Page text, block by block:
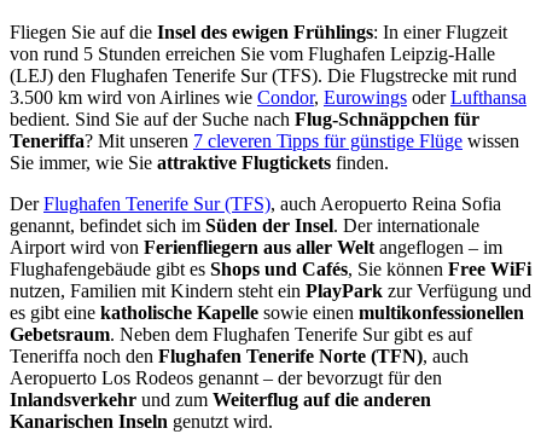
Fliegen Sie auf die Insel des ewigen Frühlings: In einer Flugzeit
von rund 5 Stunden erreichen Sie vom Flughafen Leipzig-Halle
(LEJ) den Flughafen Tenerife Sur (TFS). Die Flugstrecke mit rund
3.500 km wird von Airlines wie Condor, Eurowings oderLufthansa
bedient. Sind Sie auf der Suche nach Flug-Schnäppchen für
Teneriffa? Mit unseren 7 cleveren Tipps für günstige Flüge wissen
Sie immer, wie Sie attraktive Flugtickets finden.
DerFlughafen Tenerife Sur (TFS), auch Aeropuerto Reina Sofia
genannt, befindet sich im Süden der Insel. Der internationale
Airport wird von Ferienfliegern aus aller Welt angeflogen – im
Flughafengebäude gibt es Shops und Cafés, Sie können Free WiFi
nutzen, Familien mit Kindern steht ein PlayPark zur Verfügung und
es gibt eine katholische Kapelle sowie einen multikonfessionellen
Gebetsraum. Neben dem Flughafen Tenerife Sur gibt es auf
Teneriffa noch den Flughafen Tenerife Norte (TFN), auch
Aeropuerto Los Rodeos genannt – der bevorzugt für den
Inlandsverkehr und zum Weiterflug auf die anderen
Kanarischen Inseln genutzt wird.